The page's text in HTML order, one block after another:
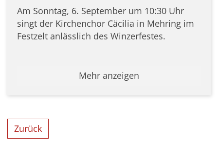
Am Sonntag, 6. September um 10:30 Uhr
singt der Kirchenchor Cäcilia in Mehring im
Festzelt anlässlich des Winzerfestes.
Mehr anzeigen
Zurück